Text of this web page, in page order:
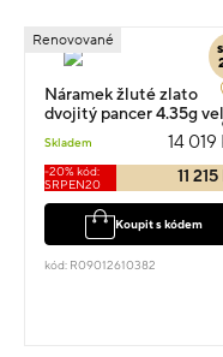
Renovované
Náramek žluté zlato
dvojitý pancer 4.35g
Skladem 14 019
-20% kód:
SRPEN20
11
Koupit s kódem
kód: R09012610382